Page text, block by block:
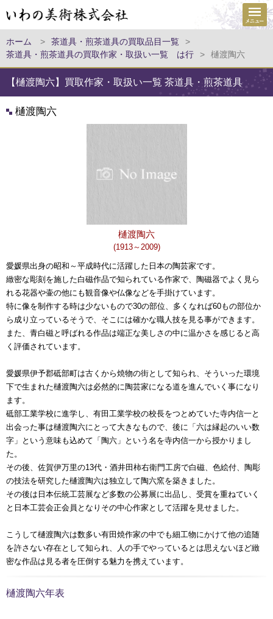
ホーム > 茶道具・煎茶道具の買取品目一覧
>
茶道具・煎茶道具の買取作家・取扱い一覧 は行
> 樋渡陶六
【樋渡陶六】買取作家・取扱い一覧 茶道具・煎茶道具
樋渡陶六
樋渡陶六
(1913～2009)
愛媛県出身の昭和～平成時代に活躍した日本の陶芸家です。
緻密な彫刻を施した白磁作品で知られている作家で、陶磁器でよく見ら
れる花器や壷の他にも観音像や仏像などを手掛けています。
特に像を制作する時は少ないもので30の部位、多くなれば60もの部位か
ら成り立っているそうで、そこには確かな職人技を見る事ができます。
また、青白磁と呼ばれる作品は端正な美しさの中に温かさを感じると高
く評価されています。
愛媛県伊予郡砥部町は古くから焼物の街として知られ、そういった環境
下で生まれた樋渡陶六は必然的に陶芸家になる道を進んでいく事になり
ます。
砥部工業学校に進学し、有田工業学校の校長をつとめていた寺内信一と
出会った事は樋渡陶六にとって大きなもので、後に「六は縁起のいい数
字」という意味も込めて「陶六」という名を寺内信一から授かりまし
た。
その後、佐賀伊万里の13代・酒井田柿右衛門工房で白磁、色絵付、陶彫
の技法を研究した樋渡陶六は独立して陶六窯を築きました。
その後は日本伝統工芸展など多数の公募展に出品し、受賞を重ねていく
と日本工芸会正会員となりその中心作家として活躍を見せました。
こうして樋渡陶六は数多い有田焼作家の中でも細工物にかけて他の追随
を許さない存在として知られ、人の手でやっているとは思えないほど緻
密な作品は見る者を圧倒する魅力を携えています。
樋渡陶六年表